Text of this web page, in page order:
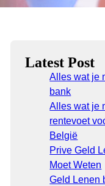
Latest Post
Alles wat je
bank
Alles wat je
rentevoet
België
Prive Geld
Moet Weten
Geld Lenen